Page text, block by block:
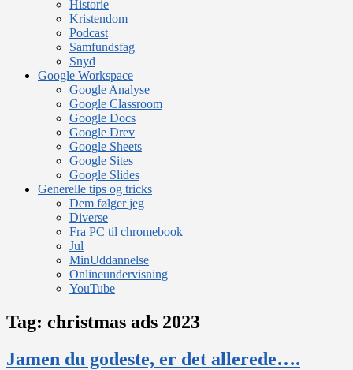
Historie
Kristendom
Podcast
Samfundsfag
Snyd
Google Workspace
Google Analyse
Google Classroom
Google Docs
Google Drev
Google Sheets
Google Sites
Google Slides
Generelle tips og tricks
Dem følger jeg
Diverse
Fra PC til chromebook
Jul
MinUddannelse
Onlineundervisning
YouTube
Tag: christmas ads 2023
Jamen du godeste, er det allerede….